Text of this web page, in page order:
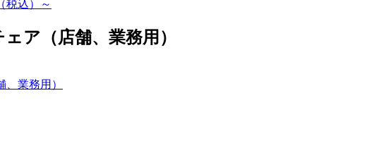
ア（店舗、業務用）
業務用）